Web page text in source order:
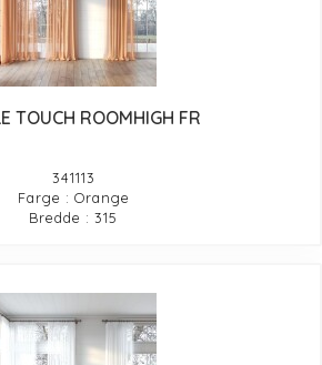
TOUCH ROOMHIGH FR
341113
Farge : Orange
Bredde : 315